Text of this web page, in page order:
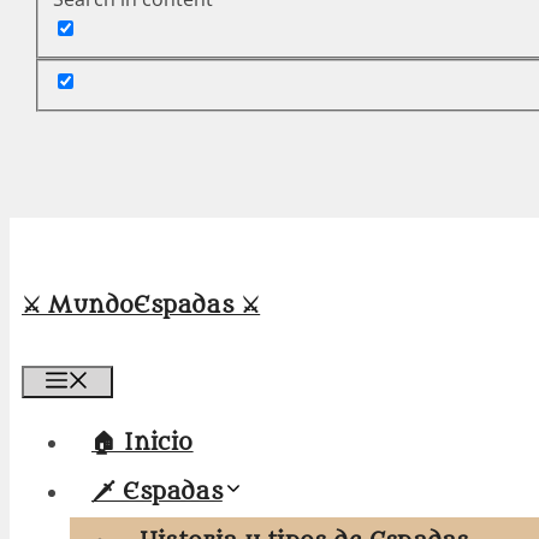
⚔️ MundoEspadas ⚔️
🏠 Inicio
🗡️ Espadas